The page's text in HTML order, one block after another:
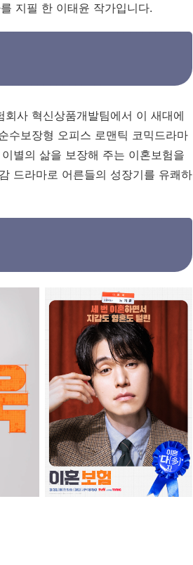
지필 한 이태윤 작가입니다.
사 혁신상품개발팀에서 이 새대에
수보장형 오피스 로맨틱 코믹드라마
별의 삶을 보장해 주는 이혼보험을
드라마로 어른들의 성장기를 유쾌하